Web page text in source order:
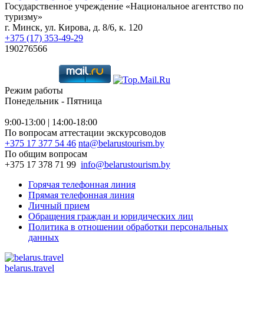
Государственное учреждение «Национальное агентство по
туризму»
г. Минск, ул. Кирова, д. 8/6, к. 120
+375 (17) 353-49-29
190276566
Режим работы
Понедельник - Пятница
9:00-13:00 | 14:00-18:00
По вопросам аттестации экскурсоводов
+375 17 377 54 46 nta@belarustourism.by
По общим вопросам
+375 17 378 71 99 info@belarustourism.by
Горячая телефонная линия
Прямая телефонная линия
Личный прием
Обращения граждан и юридических лиц
Политика в отношении обработки персональных
данных
belarus.travel